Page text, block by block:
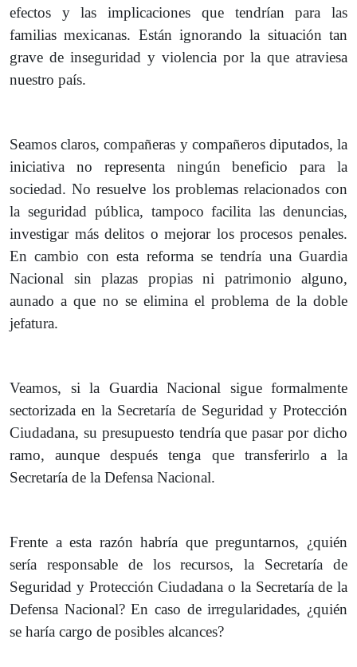
efectos y las implicaciones que tendrían para las
familias mexicanas. Están ignorando la situación tan
grave de inseguridad y violencia por la que atraviesa
nuestro país.
Seamos claros, compañeras y compañeros diputados, la
iniciativa no representa ningún beneficio para la
sociedad. No resuelve los problemas relacionados con
la seguridad pública, tampoco facilita las denuncias,
investigar más delitos o mejorar los procesos penales.
En cambio con esta reforma se tendría una Guardia
Nacional sin plazas propias ni patrimonio alguno,
aunado a que no se elimina el problema de la doble
jefatura.
Veamos, si la Guardia Nacional sigue formalmente
sectorizada en la Secretaría de Seguridad y Protección
Ciudadana, su presupuesto tendría que pasar por dicho
ramo, aunque después tenga que transferirlo a la
Secretaría de la Defensa Nacional.
Frente a esta razón habría que preguntarnos, ¿quién
sería responsable de los recursos, la Secretaría de
Seguridad y Protección Ciudadana o la Secretaría de la
Defensa Nacional? En caso de irregularidades, ¿quién
se haría cargo de posibles alcances?